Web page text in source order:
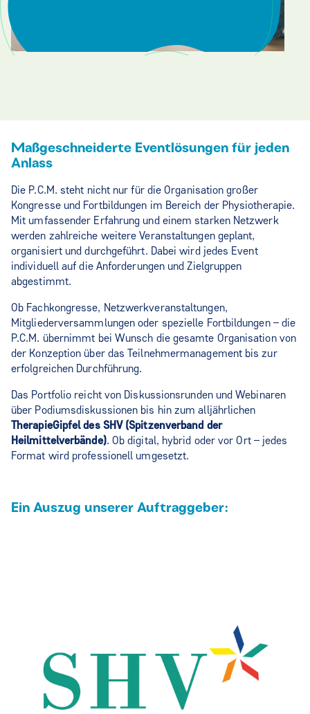
Maßgeschneiderte Eventlösungen für jeden
Anlass
Die P.C.M. steht nicht nur für die Organisation großer
Kongresse und Fortbildungen im Bereich der Physiotherapie.
Mit umfassender Erfahrung und einem starken Netzwerk
werden zahlreiche weitere Veranstaltungen geplant,
organisiert und durchgeführt. Dabei wird jedes Event
individuell auf die Anforderungen und Zielgruppen
abgestimmt.
Ob Fachkongresse, Netzwerkveranstaltungen,
Mitgliederversammlungen oder spezielle Fortbildungen – die
P.C.M. übernimmt bei Wunsch die gesamte Organisation von
der Konzeption über das Teilnehmermanagement bis zur
erfolgreichen Durchführung.
Das Portfolio reicht von Diskussionsrunden und Webinaren
über Podiumsdiskussionen bis hin zum alljährlichen
TherapieGipfel des SHV (Spitzenverband der
Heilmittelverbände). Ob digital, hybrid oder vor Ort – jedes
Format wird professionell umgesetzt.
Ein Auszug unserer Auftraggeber: